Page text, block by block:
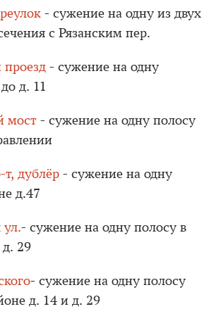
- сужение на одну из двух
с Рязанским пер.
- сужение на одну
д. 11
мост - сужение на одну полосу
дублёр - сужение на одну
д.47
- сужение на одну полосу в
29
- сужение на одну полосу
д. 14 и д. 29